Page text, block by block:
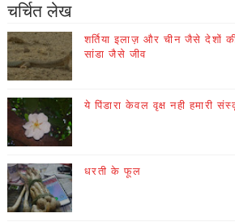
चर्चित लेख
शर्तिया इलाज़ और चीन जैसे देशों
सांडा जैसे जीव
ये पिंडारा केवल वृक्ष नही हमारी
धरती के फूल